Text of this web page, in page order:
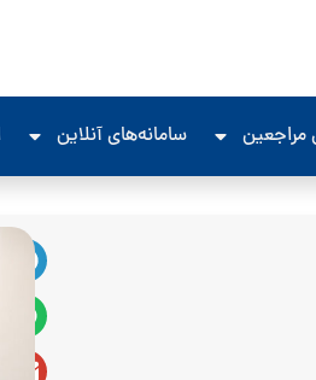
مراجعین سامانه‌های آنلاین